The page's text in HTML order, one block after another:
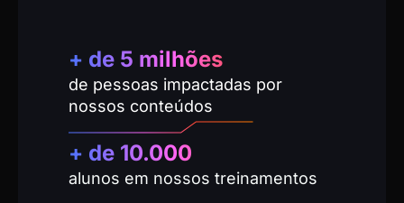
de pessoas impactadas por
nossos conteúdos
+ de 5 milhões
alunos em nossos treinamentos
+ de 10.000